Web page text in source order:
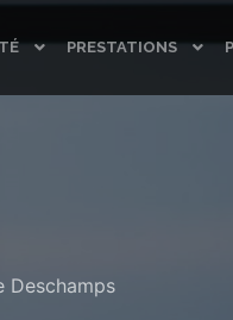
PRESTATIONS
Deschamps